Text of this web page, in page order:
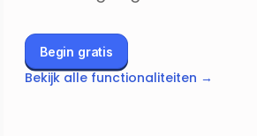
Begin gratis
Bekijk alle functionaliteiten →